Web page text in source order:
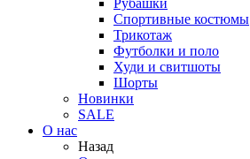
Рубашки
Спортивные костюмы
Трикотаж
Футболки и поло
Худи и свитшоты
Шорты
Новинки
SALE
О нас
Назад